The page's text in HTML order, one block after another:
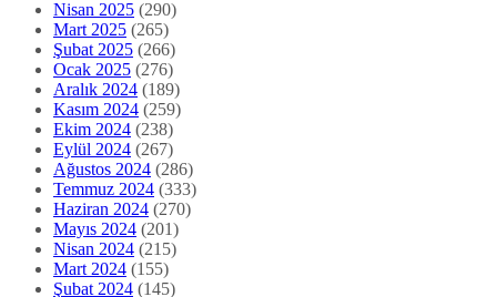
Nisan 2025 (290)
Mart 2025 (265)
Şubat 2025 (266)
Ocak 2025 (276)
Aralık 2024 (189)
Kasım 2024 (259)
Ekim 2024 (238)
Eylül 2024 (267)
Ağustos 2024 (286)
Temmuz 2024 (333)
Haziran 2024 (270)
Mayıs 2024 (201)
Nisan 2024 (215)
Mart 2024 (155)
Şubat 2024 (145)